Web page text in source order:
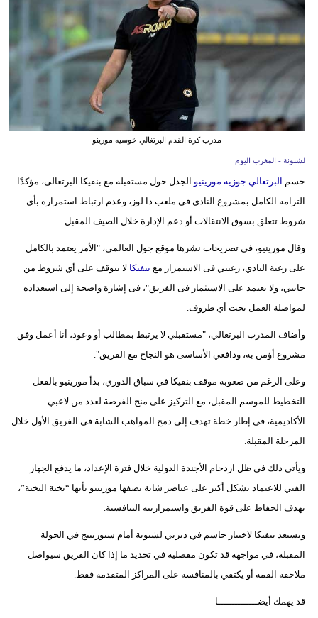
ديكور
أخبار
البرلمان
المغربي
تعليم
أزياء
إسلامية
مدوَّنات
سيارات
مدرب كرة القدم البرتغالي خوسيه مورينو
لشبونة - المغرب اليوم
حسم البرتغالي جوزيه مورينيو الجدل حول مستقبله مع بنفيكا البرتغالى، مؤكدًا
التزامه الكامل بمشروع النادي فى ملعب دا لوز، وعدم ارتباط استمراره بأي
شروط تتعلق بسوق الانتقالات أو دعم الإدارة خلال الصيف المقبل.
وقال مورينيو، فى تصريحات نشرها موقع جول العالمي، "الأمر يعتمد بالكامل
على رغبة النادي، رغبتي فى الاستمرار مع بنفيكالا تتوقف على أي شروط من
جانبي، ولا تعتمد على الاستثمار فى الفريق"، فى إشارة واضحة إلى استعداده
لمواصلة العمل تحت أي ظروف.
وأضاف المدرب البرتغالي، "مستقبلي لا يرتبط بمطالب أو وعود، أنا أعمل وفق
مشروع أؤمن به، ودافعي الأساسى هو النجاح مع الفريق".
وعلى الرغم من صعوبة موقف بنفيكا في سباق الدوري، بدأ مورينيو بالفعل
التخطيط للموسم المقبل، مع التركيز على منح الفرصة لعدد من لاعبي
الأكاديمية، فى إطار خطة تهدف إلى دمج المواهب الشابة فى الفريق الأول خلال
المرحلة المقبلة.
ويأتي ذلك فى ظل ازدحام الأجندة الدولية خلال فترة الإعداد، ما يدفع الجهاز
الفني للاعتماد بشكل أكبر على عناصر شابة يصفها مورينيو بأنها “نخبة النخبة”،
بهدف الحفاظ على قوة الفريق واستمراريته التنافسية.
ويستعد بنفيكا لاختبار حاسم في ديربي لشبونة أمام سبورتينج في الجولة
المقبلة، في مواجهة قد تكون مفصلية في تحديد ما إذا كان الفريق سيواصل
ملاحقة القمة أو يكتفي بالمنافسة على المراكز المتقدمة فقط.
قد يهمك أيضــــــــــــــا